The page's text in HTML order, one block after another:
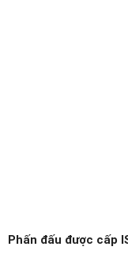
Phấn đấu được cấp